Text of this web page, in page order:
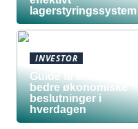
lagerstyringssystem
INVESTOR
Guide til at træffe
bedre økonomiske
beslutninger i
hverdagen